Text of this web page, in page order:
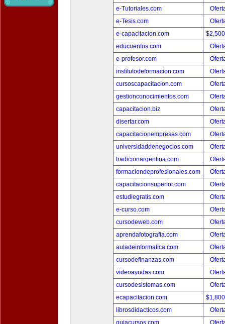
e-Tutoriales.com
e-Tesis.com
e-capacitacion.com
educuentos.com
e-profesor.com
institutodeformacion.com
cursoscapacitacion.com
gestionconocimientos.com
capacitacion.biz
disertar.com
capacitacionempresas.com
universidaddenegocios.com
tradicionargentina.com
formaciondeprofesionales.com
capacitacionsuperior.com
estudiegratis.com
e-curso.com
cursodeweb.com
aprendafotografia.com
auladeinformatica.com
cursodefinanzas.com
videoayudas.com
cursodesistemas.com
ecapacitacion.com
librosdidacticos.com
guiacursos.com